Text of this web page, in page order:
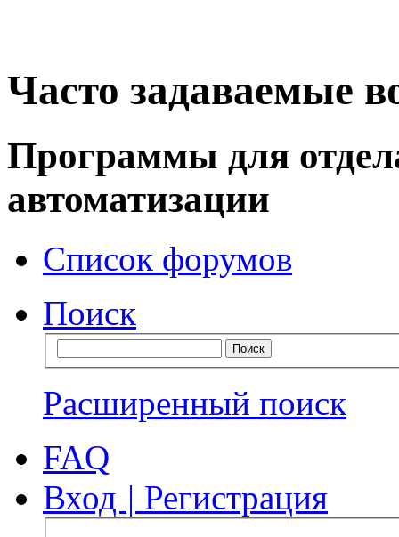
Часто задаваемые
Программы для
автоматизации
Список форумов
Поиск
Расширенный поиск
FAQ
Вход | Регистрация